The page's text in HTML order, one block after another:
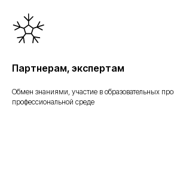
Партнерам, экспертам
Обмен знаниями, участие в образовательных
профессиональной среде